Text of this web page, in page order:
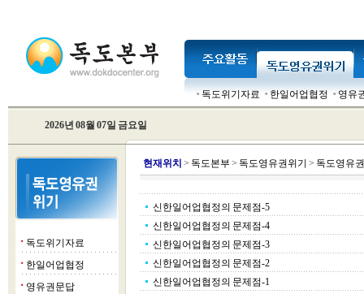
독도위기자료 한일어업협정 영유
2026년 08월 07일 금요일
■ 독도위기자료
■ 한일어업협정
■ 영유권문답
현재위치 > 독도본부 > 독도영유권위기 > 독도영유
신한일어업협정의 문제점-5
신한일어업협정의 문제점-4
신한일어업협정의 문제점-3
신한일어업협정의 문제점-2
신한일어업협정의 문제점-1